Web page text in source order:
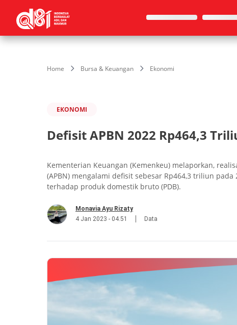
Home Bursa & Keuangan Ekonomi
EKONOMI
Defisit APBN 2022 Rp464,3
Kementerian Keuangan (Kemenkeu) melaporkan,
(APBN) mengalami defisit sebesar Rp464,3 triliun
terhadap produk domestik bruto (PDB).
Monavia Ayu Rizaty
4 Jan 2023 - 04.51
Data